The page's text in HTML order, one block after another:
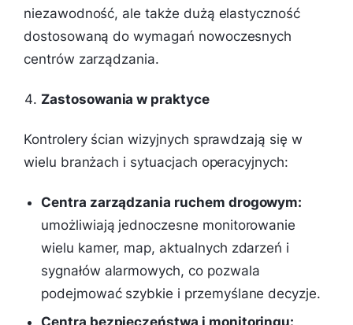
niezawodność, ale także dużą elastyczność
dostosowaną do wymagań nowoczesnych
centrów zarządzania.
Zastosowania w praktyce
Kontrolery ścian wizyjnych sprawdzają się w
wielu branżach i sytuacjach operacyjnych:
Centra zarządzania ruchem drogowym:
umożliwiają jednoczesne monitorowanie
wielu kamer, map, aktualnych zdarzeń i
sygnałów alarmowych, co pozwala
podejmować szybkie i przemyślane decyzje.